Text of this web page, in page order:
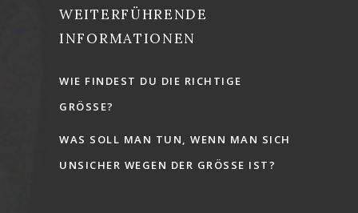
WEITERFÜHRENDE
INFORMATIONEN
WIE FINDEST DU DIE RICHTIGE
GRÖSSE?
WAS SOLL MAN TUN, WENN MAN SICH
UNSICHER WEGEN DER GRÖSSE IST?